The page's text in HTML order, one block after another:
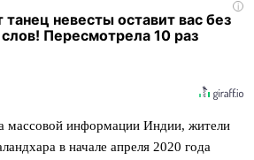
i
танец невесты оставит вас без
слов! Пересмотрела 10 раз
массовой информации Индии, жители
в начале апреля 2020 года